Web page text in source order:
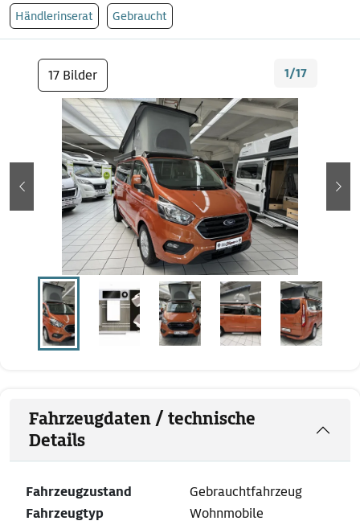
Händlerinserat Gebraucht
17 Bilder 1/17
zurück
Fahrzeugdaten / technische
Details
Fahrzeugzustand
Gebrauchtfahrzeug
Fahrzeugtyp
Wohnmobile